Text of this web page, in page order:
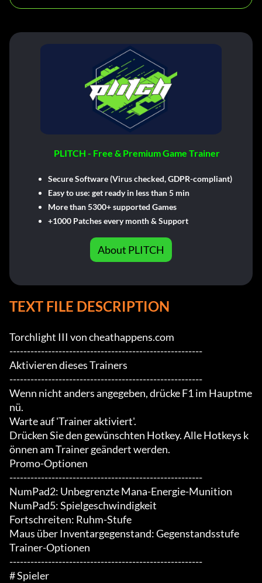
PLITCH - Free & Premium Game Trainer
Secure Software (Virus checked, GDPR-compliant)
Easy to use: get ready in less than 5 min
More than 5300+ supported Games
+1000 Patches every month & Support
About PLITCH
TEXT FILE DESCRIPTION
Torchlight III von cheathappens.com
-------------------------------------------------------
Aktivieren dieses Trainers
-------------------------------------------------------
Wenn nicht anders angegeben, drücke F1 im Hauptme
nü.
Warte auf 'Trainer aktiviert'.
Drücken Sie den gewünschten Hotkey. Alle Hotkeys k
önnen am Trainer geändert werden.
Promo-Optionen
-------------------------------------------------------
NumPad2: Unbegrenzte Mana-Energie-Munition
NumPad5: Spielgeschwindigkeit
Fortschreiten: Ruhm-Stufe
Maus über Inventargegenstand: Gegenstandsstufe
Trainer-Optionen
-------------------------------------------------------
# Spieler